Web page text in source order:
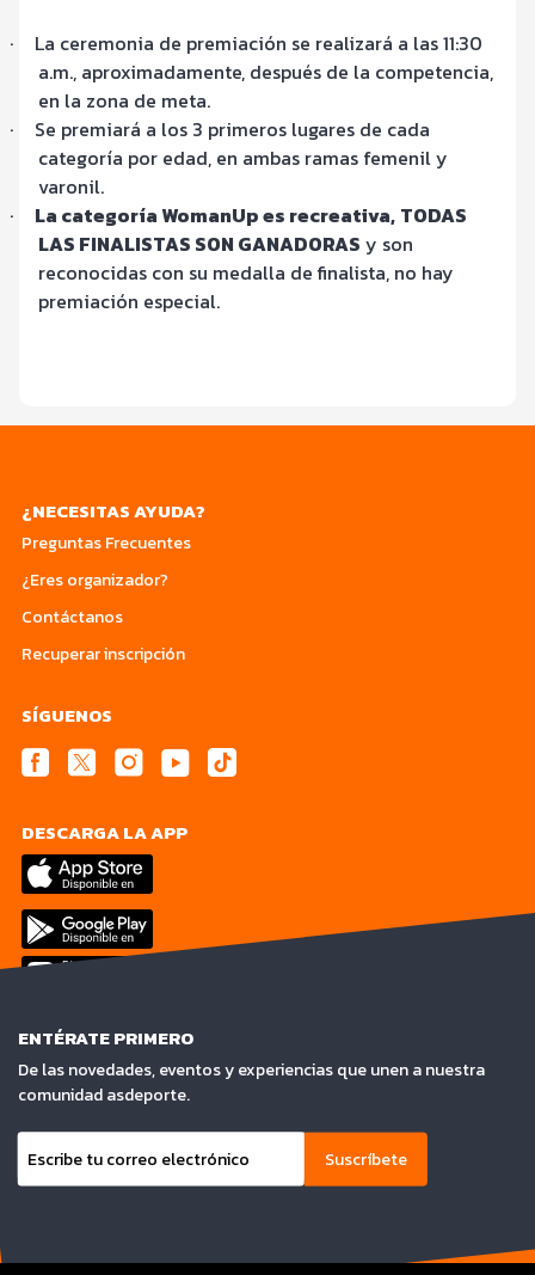
·
La ceremonia de premiación se realizará a las 11:30
a.m., aproximadamente, después de la competencia,
en la zona de meta.
·
Se premiará a los 3 primeros lugares de cada
categoría por edad, en ambas ramas femenil y
varonil.
·
La categoría WomanUp es recreativa, TODAS
LAS FINALISTAS SON GANADORAS y son
reconocidas con su medalla de finalista, no hay
premiación especial.
¿NECESITAS AYUDA?
Preguntas Frecuentes
¿Eres organizador?
Contáctanos
Recuperar inscripción
SÍGUENOS
DESCARGA LA APP
ENTÉRATE PRIMERO
De las novedades, eventos y experiencias que unen a nuestra
comunidad asdeporte.
Suscríbete